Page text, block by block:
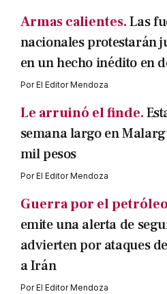
Armas calientes.Las
nacionales protestarán
en un hecho inédito en
PorEl Editor Mendoza
Le arruinó el finde.
semana largo en
mil pesos
PorEl Editor Mendoza
Guerra por el
emite una alerta de
advierten por ataques
a Irán
PorEl Editor Mendoza